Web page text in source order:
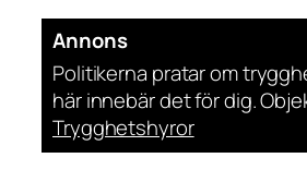
Annons
Politikerna pratar om
här innebär det för dig.
Trygghetshyror